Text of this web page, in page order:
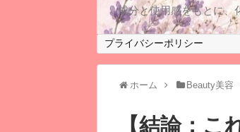
成分と使用感をもとに、
プライバシーポリシー
ホーム Beauty美容
【結論：